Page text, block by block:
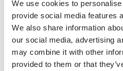
We use cookies to
provide social media features
We also share information
our social media, advertising
may combine it with other
provided to them or that
løsninger, ta kontakt og